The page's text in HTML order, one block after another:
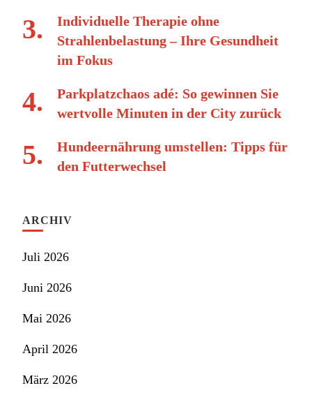
Individuelle Therapie ohne
Strahlenbelastung – Ihre Gesundheit
im Fokus
Parkplatzchaos adé: So gewinnen Sie
wertvolle Minuten in der City zurück
Hundeernährung umstellen: Tipps für
den Futterwechsel
ARCHIV
Juli 2026
Juni 2026
Mai 2026
April 2026
März 2026